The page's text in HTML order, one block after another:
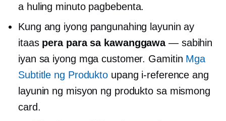
a huling minutopagbebenta.
Kung ang iyong pangunahing layunin ay
itaas pera para sa kawanggawa— sabihin
iyan sa iyong mga customer. Gamitin Mga
Subtitle ng Produkto upang i-reference ang
layunin ng misyon ng produkto sa mismong
card.